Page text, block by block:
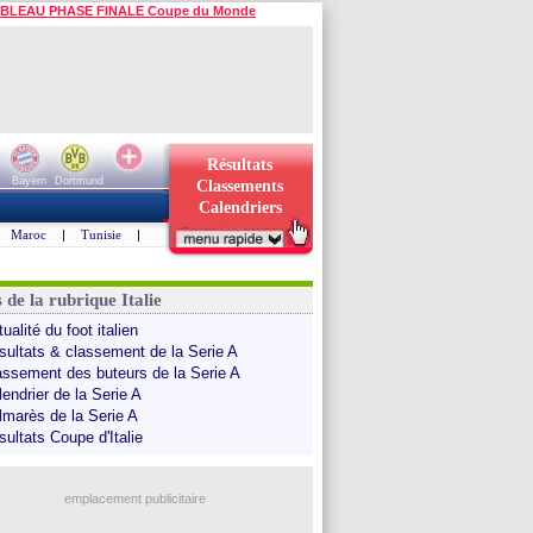
PHASE FINALE Coupe du Monde
Bayern
Dortmund
Résultats
Classements
Calendriers
Maroc | Tunisie |
de la rubrique Italie
du foot italien
& classement de la Serie A
des buteurs de la Serie A
de la Serie A
de la Serie A
Coupe d'Italie
emplacement publicitaire